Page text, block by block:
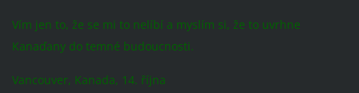
Vím jen to, že se mi to nelíbí a myslím si, že to uvrhne
Kanaďany do temné budoucnosti.
Vancouver, Kanada, 14. října